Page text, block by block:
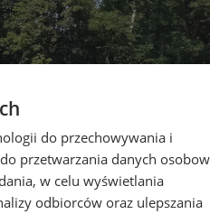
do przechowywania i
przetwarzania danych
w celu wyświetlania
odbiorców oraz ulepszania